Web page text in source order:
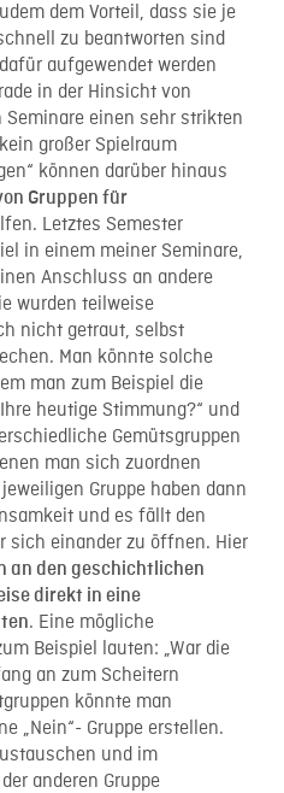
dem Vorteil, dass sie je
zu beantworten sind
aufgewendet werden
in der Hinsicht von
Seminare einen sehr strikten
großer Spielraum
können darüber hinaus
Gruppen für
Letztes Semester
in einem meiner Seminare,
Anschluss an andere
wurden teilweise
nicht getraut, selbst
Man könnte solche
man zum Beispiel die
heutige Stimmung?“ und
Gemütsgruppen
man sich zuordnen
Gruppe haben dann
und es fällt den
sich einander zu öffnen. Hier
an den geschichtlichen
direkt in eine
. Eine mögliche
Beispiel lauten: „War die
an zum Scheitern
könnte man
„Nein“- Gruppe erstellen.
und im
anderen Gruppe